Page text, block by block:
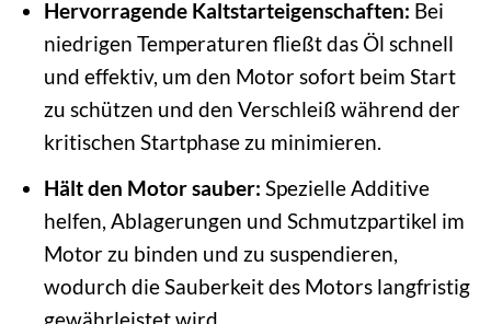
Hervorragende Kaltstarteigenschaften: Bei
niedrigen Temperaturen fließt das Öl schnell
und effektiv, um den Motor sofort beim Start
zu schützen und den Verschleiß während der
kritischen Startphase zu minimieren.
Hält den Motor sauber: Spezielle Additive
helfen, Ablagerungen und Schmutzpartikel im
Motor zu binden und zu suspendieren,
wodurch die Sauberkeit des Motors langfristig
gewährleistet wird.